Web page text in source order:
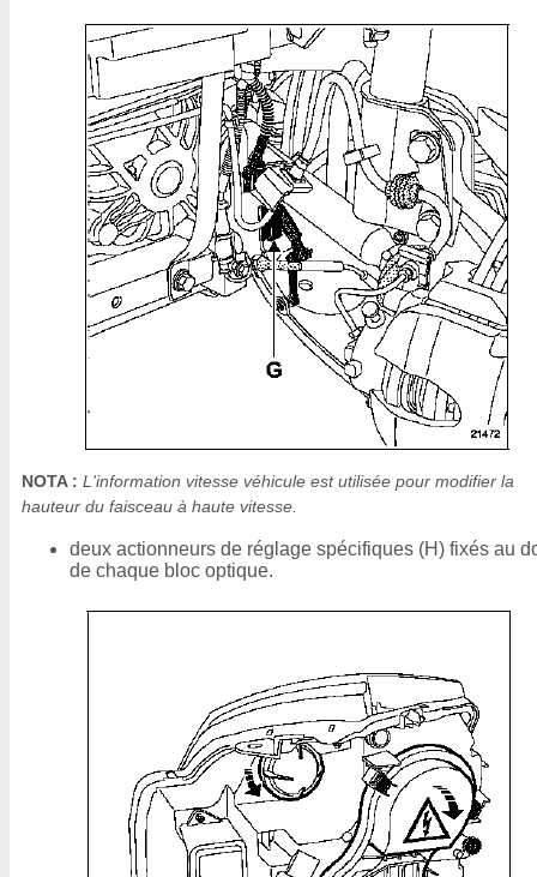
NOTA : L'information vitesse véhicule est utilisée pour modifier la
hauteur du faisceau à haute vitesse.
deux actionneurs de réglage spécifiques (H) fixés au
de chaque bloc optique.